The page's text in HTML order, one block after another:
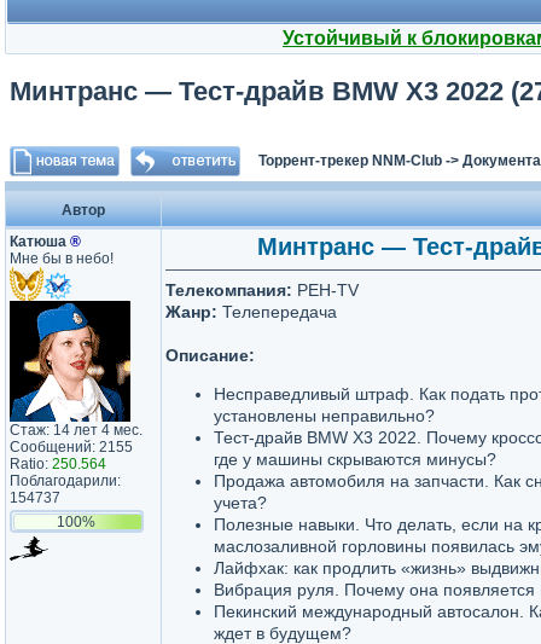
Устойчивый к
Минтранс — Тест-драйв BMW X3 2022
Торрент-трекер NNM-Club ->
Автор
Катюша ®
Мне бы в небо!
Стаж: 14 лет 4 мес.
Сообщений: 2155
Ratio: 250.564
Поблагодарили:
154737
100%
Минтранс — Тест-
Телекомпания: РЕН-TV
Жанр: Телепередача
Описание:
Несправедливый штраф. Как подать
установлены неправильно?
Тест-драйв BMW X3 2022. Почему
где у машины скрываются минусы?
Продажа автомобиля на запчасти. Как
учета?
Полезные навыки. Что делать, если на
маслозаливной горловины появилась
Лайфхак: как продлить «жизнь»
Вибрация руля. Почему она
Пекинский международный автосалон.
ждет в будущем?